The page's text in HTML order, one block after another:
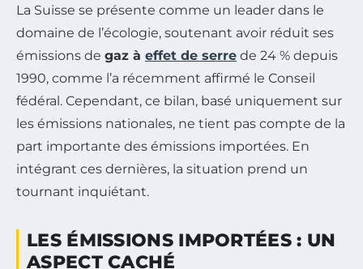
La Suisse se présente comme un leader dans le
domaine de l’écologie, soutenant avoir réduit ses
émissions de gaz à effet de serre de 24 % depuis
1990, comme l’a récemment affirmé le Conseil
fédéral. Cependant, ce bilan, basé uniquement sur
les émissions nationales, ne tient pas compte de la
part importante des émissions importées. En
intégrant ces dernières, la situation prend un
tournant inquiétant.
LES ÉMISSIONS IMPORTÉES : UN
ASPECT CACHÉ